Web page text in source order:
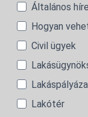
Általános
Hogyan
Civil ügyek
Lakótér